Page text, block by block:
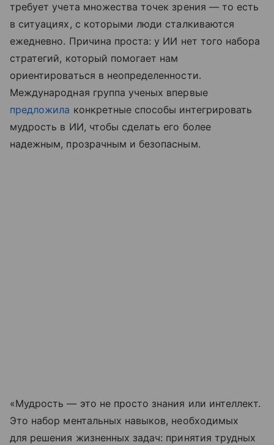
требует учета множества точек зрения — то есть
в ситуациях, с которыми люди сталкиваются
ежедневно. Причина проста: у ИИ нет того набора
стратегий, который помогает нам
ориентироваться в неопределенности.
Международная группа ученых впервые
предложила конкретные способы интегрировать
мудрость в ИИ, чтобы сделать его более
надежным, прозрачным и безопасным.
«Мудрость — это не просто знания или интеллект.
Это набор ментальных навыков, необходимых
для решения жизненных задач: принятия трудных